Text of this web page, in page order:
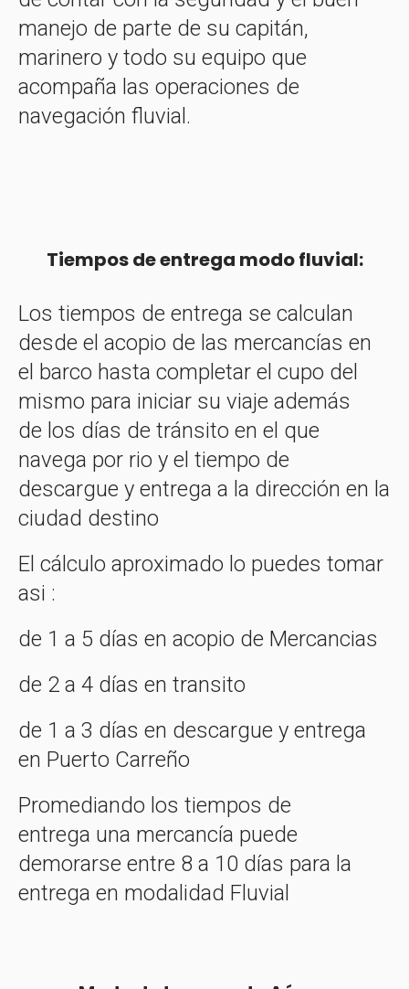
manejo de parte de su capitán,
marinero y todo su equipo que
acompaña las operaciones de
navegación fluvial.
Tiempos de entrega modo fluvial:
Los tiempos de entrega se calculan
desde el acopio de las mercancías en
el barco hasta completar el cupo del
mismo para iniciar su viaje además
de los días de tránsito en el que
navega por rio y el tiempo de
descargue y entrega a la dirección en la
ciudad destino
El cálculo aproximado lo puedes tomar
asi :
de 1 a 5 días en acopio de Mercancias
de 2 a 4 días en transito
de 1 a 3 días en descargue y entrega
en Puerto Carreño
Promediando los tiempos de
entrega una mercancía puede
demorarse entre 8 a 10 días para la
entrega en modalidad Fluvial